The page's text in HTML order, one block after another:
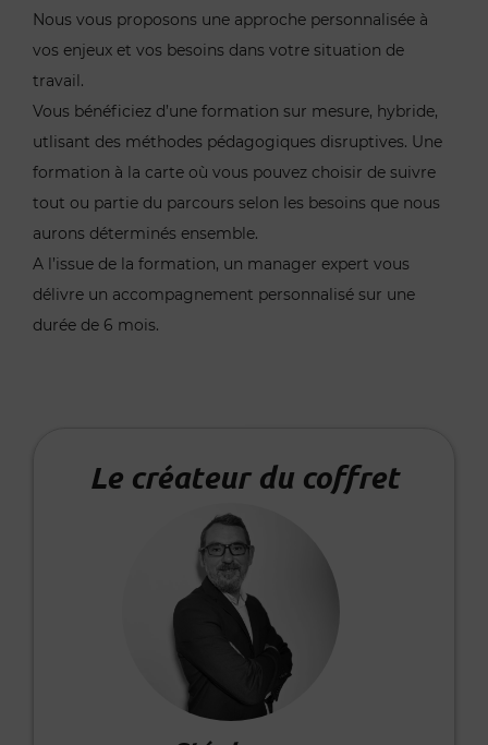
Nous vous proposons une approche personnalisée à
vos enjeux et vos besoins dans votre situation de
travail.
Vous bénéficiez d’une formation sur mesure, hybride,
utlisant des méthodes pédagogiques disruptives. Une
formation à la carte où vous pouvez choisir de suivre
tout ou partie du parcours selon les besoins que nous
aurons déterminés ensemble.
A l’issue de la formation, un manager expert vous
délivre un accompagnement personnalisé sur une
durée de 6 mois.
Le créateur du coffret